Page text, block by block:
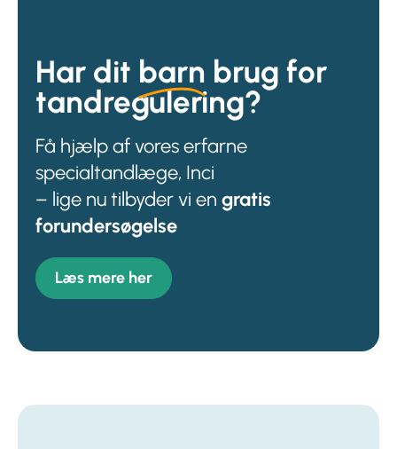
Har dit barn brug for
tandregulering?
Få hjælp af vores erfarne
specialtandlæge, Inci
– lige nu tilbyder vi en gratis
forundersøgelse
Læs mere her